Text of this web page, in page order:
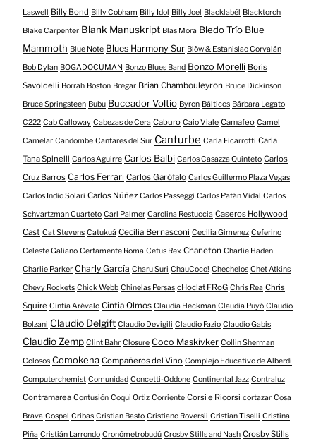
Laswell Billy Bond Billy Cobham Billy Idol Billy Joel Blacklabél Blacktorch
Blake Carpenter Blank Manuskript Blas Mora Bledo Trío Blue
Mammoth Blue Note Blues Harmony Sur Blöw & Estanislao Corvalán
Bob Dylan BOGADOCUMAN Bonzo Blues Band Bonzo Morelli Boris
Savoldelli Borrah Boston Bregar Brian Chambouleyron Bruce Dickinson
Bruce Springsteen Bubu Buceador Voltio Byron Bálticos Bárbara Legato
C222 Cab Calloway Cabezas de Cera Caburo Caio Viale Camafeo Camel
Camelar Candombe Cantares del Sur Canturbe Carla Ficarrotti Carla
Tana Spinelli Carlos Aguirre Carlos Balbi Carlos Casazza Quinteto Carlos
Cruz Barros Carlos Ferrari Carlos Garófalo Carlos Guillermo Plaza Vegas
Carlos Indio Solari Carlos Núñez Carlos Passeggi Carlos Patán Vidal Carlos
Schvartzman Cuarteto Carl Palmer Carolina Restuccia Caseros Hollywood
Cast Cat Stevens Catukuá Cecilia Bernasconi Cecilia Gimenez Ceferino
Celeste Galiano Certamente Roma Cetus Rex Chaneton Charlie Haden
Charlie Parker Charly García Charu Suri ChauCoco! Chechelos Chet Atkins
Chevy Rockets Chick Webb Chinelas Persas cHoclat FRoG Chris Rea Chris
Squire Cintia Arévalo Cintia Olmos Claudia Heckman Claudia Puyó Claudio
Bolzani Claudio Delgift Claudio Devigili Claudio Fazio Claudio Gabis
Claudio Zemp Clint Bahr Closure Coco Maskivker Collin Sherman
Colosos Comokena Compañeros del Vino Complejo Educativo de Alberdi
Computerchemist Comunidad Concetti-Oddone Continental Jazz Contraluz
Contramarea Contusión Coqui Ortiz Corriente Corsi e Ricorsi cortazar Cosa
Brava Cospel Cribas Cristian Basto Cristiano Roversii Cristian Tiselli Cristina
Piña Cristián Larrondo Cronómetrobudú Crosby Stills and Nash Crosby Stills